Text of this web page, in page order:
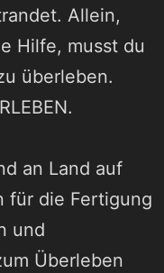
Allein,
Hilfe, musst du
überleben.
an Land auf
für die Fertigung
und
Überleben